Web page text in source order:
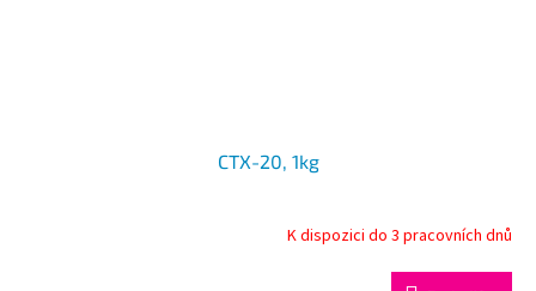
CTX-20, 1kg
K dispozici do 3 pracovních dnů